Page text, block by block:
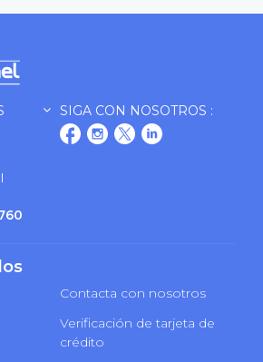
SIGA CON NOSOTROS :
Contacta con nosotros
Verificación de tarjeta de
crédito